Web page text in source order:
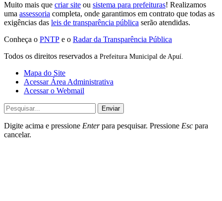
Muito mais que criar site ou sistema para prefeituras! Realizamos
uma assessoria completa, onde garantimos em contrato que todas as
exigências das leis de transparência pública serão atendidas.
Conheça o PNTP e o Radar da Transparência Pública
Todos os direitos reservados a Prefeitura Municipal de Apuí.
Mapa do Site
Acessar Área Administrativa
Acessar o Webmail
Enviar
Digite acima e pressione Enterpara pesquisar. Pressione Esc para
cancelar.